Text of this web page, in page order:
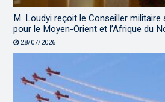
M. Loudyi reçoit le Conseiller militaire
pour le Moyen-Orient et l’Afrique du
28/07/2026